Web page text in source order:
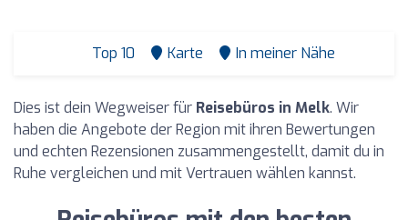
Top 10 Karte In meiner Nähe
Dies ist dein Wegweiser für Reisebüros in Melk. Wir
haben die Angebote der Region mit ihren Bewertungen
und echten Rezensionen zusammengestellt, damit du in
Ruhe vergleichen und mit Vertrauen wählen kannst.